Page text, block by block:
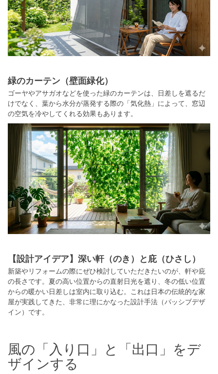
緑のカーテン（壁面緑化）
ゴーヤやアサガオなどを使った緑のカーテンは、日差しを遮るだ
けでなく、葉から水分が蒸発する際の「気化熱」によって、窓辺
の空気を冷やしてくれる効果もあります。
【設計アイデア】深い軒（のき）と庇（ひさし）
新築やリフォームの際にぜひ検討していただきたいのが、軒や庇
の長さです。夏の高い位置からの直射日光を遮り、冬の低い位置
からの暖かい日差しは室内に取り込む。これは日本の伝統的な家
屋が実践してきた、非常に理にかなった設計手法（パッシブデザ
イン）です。
風の「入り口」と「出口」をデ
ザインする